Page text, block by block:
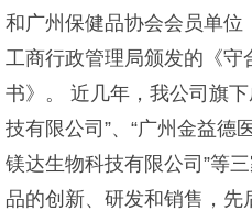
和广州保健品协会会员单
工商行政管理局颁发的《守
书》。 近几年，我公司旗
技有限公司”、“广州金益德
镁达生物科技有限公司”等
品的创新、研发和销售，